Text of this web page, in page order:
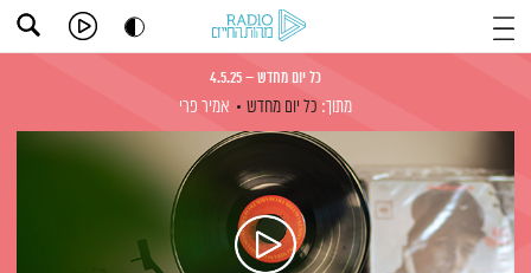
כל יום מחדש – 4.5.25
מתוך: כל יום מחדש אמיר פרי